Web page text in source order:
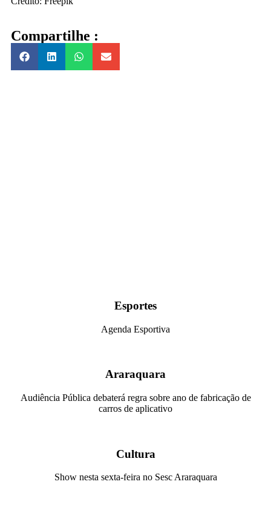
Compartilhe :
Esportes
Agenda Esportiva
Araraquara
Audiência Pública debaterá regra sobre ano de fabricação de
carros de aplicativo
Cultura
Show nesta sexta-feira no Sesc Araraquara